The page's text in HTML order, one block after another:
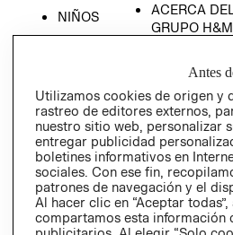
NIÑOS
ACERCA
GRUPO H&M
SOCIAL
PRENSA
RELACIÓN
POLÍTICA
Antes
Utilizamos cookies de origen y
rastreo de editores externos,
nuestro sitio web, personalizar
entregar publicidad
boletines informativos en
sociales. Con ese fin,
patrones de navegación y el
Al hacer clic en “Aceptar
compartamos esta información